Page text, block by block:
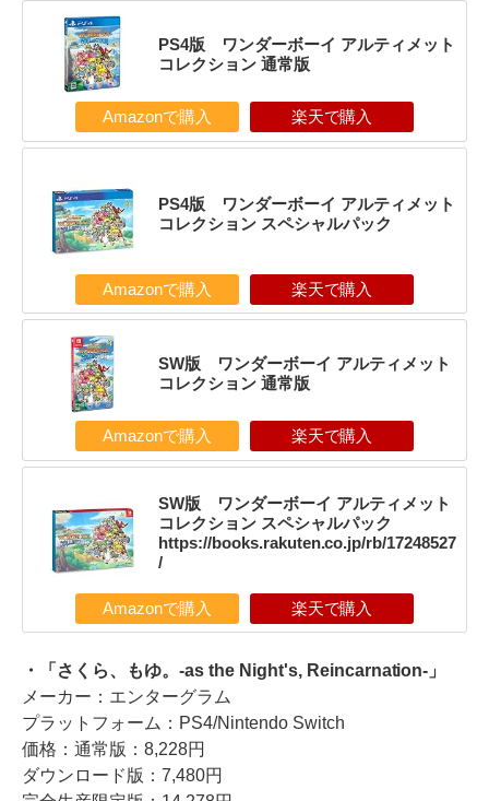
PS4版 ワンダーボーイ アルティメット
コレクション 通常版
Amazonで購入 楽天で購入
PS4版 ワンダーボーイ アルティメット
コレクション スペシャルパック
Amazonで購入 楽天で購入
SW版 ワンダーボーイ アルティメット
コレクション 通常版
Amazonで購入 楽天で購入
SW版 ワンダーボーイ アルティメット
コレクション スペシャルパック
https://books.rakuten.co.jp/rb/17248527
/
Amazonで購入 楽天で購入
・「さくら、もゆ。-as the Night's, Reincarnation-」
メーカー：エンターグラム
プラットフォーム：PS4/Nintendo Switch
価格：通常版：8,228円
ダウンロード版：7,480円